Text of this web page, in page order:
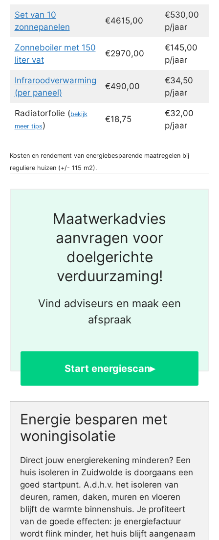
Set van 10
zonnepanelen
€4615,00
€530,00
p/jaar
Zonneboiler met 150
liter vat
€2970,00
€145,00
p/jaar
Infraroodverwarming
(per paneel)
€490,00
€34,50
p/jaar
Radiatorfolie (bekijk
meer tips)
€18,75
€32,00
p/jaar
Kosten en rendement van energiebesparende maatregelen bij
reguliere huizen (+/- 115 m2).
Maatwerkadvies
aanvragen voor
doelgerichte
verduurzaming!
Vind adviseurs en maak een
afspraak
Start energiescan▸
Energie besparen met
woningisolatie
Direct jouw energierekening minderen? Een
huis isoleren in Zuidwolde is doorgaans een
goed startpunt. A.d.h.v. het isoleren van
deuren, ramen, daken, muren en vloeren
blijft de warmte binnenshuis. Je profiteert
van de goede effecten: je energiefactuur
wordt flink minder, het huis blijft aangenaam